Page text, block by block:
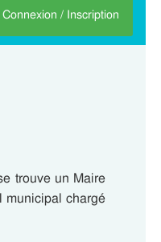
Connexion / Inscription
trouve un Maire
municipal chargé